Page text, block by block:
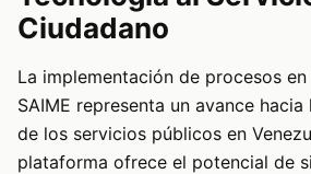
Ciudadano
La implementación de procesos
SAIME representa un avance
de los servicios públicos en
plataforma ofrece el potencial de